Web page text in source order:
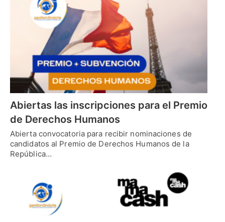
Abiertas las inscripciones para el Premio
de Derechos Humanos
Abierta convocatoria para recibir nominaciones de
candidatos al Premio de Derechos Humanos de la
República…